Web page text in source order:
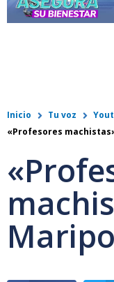
Inicio Tu voz
«Profesores